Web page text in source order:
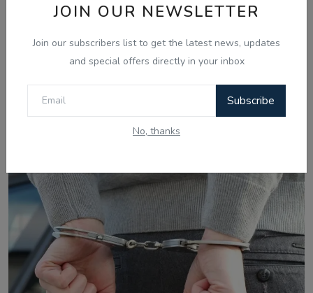
JOIN OUR NEWSLETTER
Join our subscribers list to get the latest news, updates
and special offers directly in your inbox
Subscribe
No, thanks
Aug 8, 2026
ਅਕਾਲ ਤਖ਼ਤ ਵੱਲੋਂ ਬਣਾਏ ਪੈਨਲ ਨੇ ਪੰਜਾਬ ਸਰਕਾਰ ਨਾਲ ਅੱਗੇ